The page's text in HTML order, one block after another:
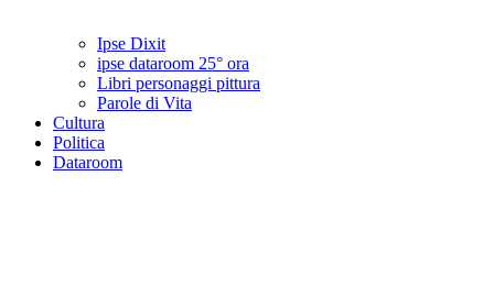
Ipse Dixit
ipse dataroom 25° ora
Libri personaggi pittura
Parole di Vita
Cultura
Politica
Dataroom